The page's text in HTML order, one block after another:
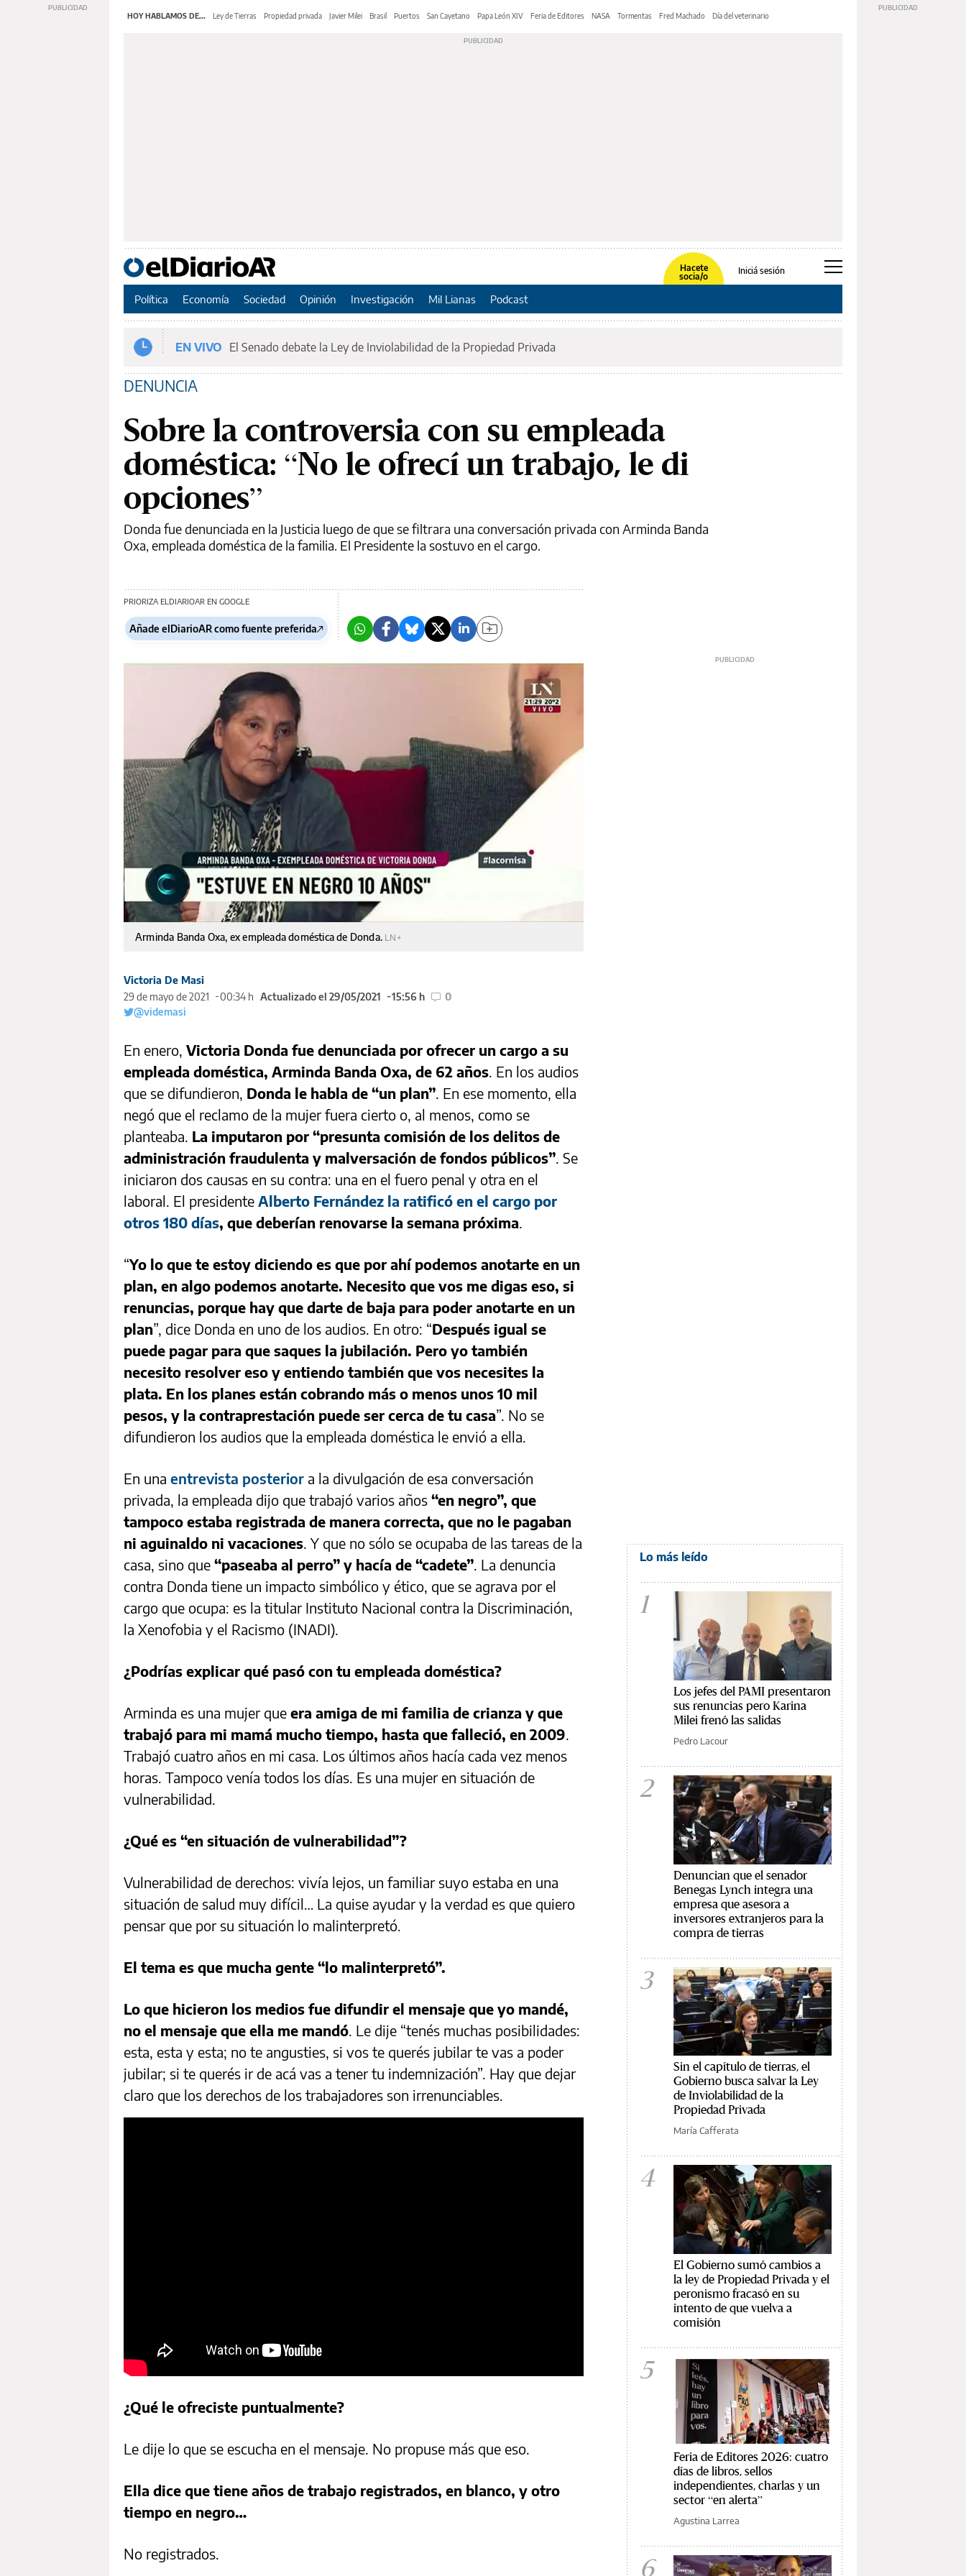
HOY HABLAMOS DE... Ley de Tierras Propiedad privada Javier Milei Brasil Puertos San Cayetano Papa León XIV Feria de Editores NASA Tormentas Fred Machado Día del veterinario
Hacete
socia/o
Iniciá sesión
Política Economía Sociedad Opinión Investigación Mil Lianas Podcast
EN VIVO El Senado debate la Ley de Inviolabilidad de la Propiedad Privada
DENUNCIA
Sobre la controversia con su empleada
doméstica: “No le ofrecí un trabajo, le di
opciones”
Donda fue denunciada en la Justicia luego de que se filtrara una conversación privada con Arminda Banda
Oxa, empleada doméstica de la familia. El Presidente la sostuvo en el cargo.
PRIORIZA ELDIARIOAR EN GOOGLE
Añade elDiarioAR como fuente preferida
Arminda Banda Oxa, ex empleada doméstica de Donda. LN+
Victoria De Masi
29 de mayo de 2021
00:34 h Actualizado el 29/05/2021 15:56 h
0
@videmasi
En enero, Victoria Donda fue denunciada por ofrecer un cargo a su
empleada doméstica, Arminda Banda Oxa, de 62 años. En los audios
que se difundieron, Donda le habla de “un plan”. En ese momento, ella
negó que el reclamo de la mujer fuera cierto o, al menos, como se
planteaba. La imputaron por “presunta comisión de los delitos de
administración fraudulenta y malversación de fondos públicos”. Se
iniciaron dos causas en su contra: una en el fuero penal y otra en el
laboral. El presidente Alberto Fernández la ratificó en el cargo por
otros 180 días, que deberían renovarse la semana próxima.
“Yo lo que te estoy diciendo es que por ahí podemos anotarte en un
plan, en algo podemos anotarte. Necesito que vos me digas eso, si
renuncias, porque hay que darte de baja para poder anotarte en un
plan”, dice Donda en uno de los audios. En otro: “Después igual se
puede pagar para que saques la jubilación. Pero yo también
necesito resolver eso y entiendo también que vos necesites la
plata. En los planes están cobrando más o menos unos 10 mil
pesos, y la contraprestación puede ser cerca de tu casa”. No se
difundieron los audios que la empleada doméstica le envió a ella.
En una entrevista posterior a la divulgación de esa conversación
privada, la empleada dijo que trabajó varios años “en negro”, que
tampoco estaba registrada de manera correcta, que no le pagaban
ni aguinaldo ni vacaciones. Y que no sólo se ocupaba de las tareas de la
casa, sino que “paseaba al perro” y hacía de “cadete”. La denuncia
contra Donda tiene un impacto simbólico y ético, que se agrava por el
cargo que ocupa: es la titular Instituto Nacional contra la Discriminación,
la Xenofobia y el Racismo (INADI).
¿Podrías explicar qué pasó con tu empleada doméstica?
Arminda es una mujer que era amiga de mi familia de crianza y que
trabajó para mi mamá mucho tiempo, hasta que falleció, en 2009.
Trabajó cuatro años en mi casa. Los últimos años hacía cada vez menos
horas. Tampoco venía todos los días. Es una mujer en situación de
vulnerabilidad.
¿Qué es “en situación de vulnerabilidad”?
Vulnerabilidad de derechos: vivía lejos, un familiar suyo estaba en una
situación de salud muy difícil… La quise ayudar y la verdad es que quiero
pensar que por su situación lo malinterpretó.
El tema es que mucha gente “lo malinterpretó”.
Lo que hicieron los medios fue difundir el mensaje que yo mandé,
no el mensaje que ella me mandó. Le dije “tenés muchas posibilidades:
esta, esta y esta; no te angusties, si vos te querés jubilar te vas a poder
jubilar; si te querés ir de acá vas a tener tu indemnización”. Hay que dejar
claro que los derechos de los trabajadores son irrenunciables.
¿Qué le ofreciste puntualmente?
Le dije lo que se escucha en el mensaje. No propuse más que eso.
Ella dice que tiene años de trabajo registrados, en blanco, y otro
tiempo en negro…
No registrados.
Lo más leído
1
Los jefes del PAMI presentaron
sus renuncias pero Karina
Milei frenó las salidas
Pedro Lacour
2
Denuncian que el senador
Benegas Lynch integra una
empresa que asesora a
inversores extranjeros para la
compra de tierras
3
Sin el capítulo de tierras, el
Gobierno busca salvar la Ley
de Inviolabilidad de la
Propiedad Privada
María Cafferata
4
El Gobierno sumó cambios a
la ley de Propiedad Privada y el
peronismo fracasó en su
intento de que vuelva a
comisión
5
Feria de Editores 2026: cuatro
días de libros, sellos
independientes, charlas y un
sector “en alerta”
Agustina Larrea
6